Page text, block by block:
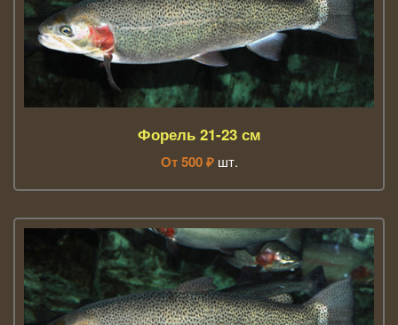
Форель 21-23 см
От500 ₽ шт.